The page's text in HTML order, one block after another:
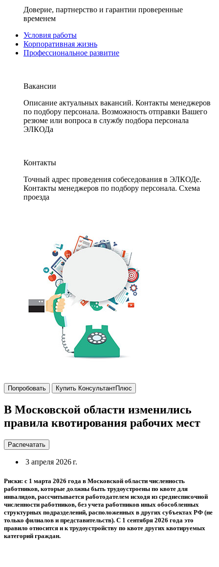
Доверие, партнерство и гарантии проверенные
временем
Условия работы
Корпоративная жизнь
Профессиональное развитие
Вакансии
Описание актуальных вакансий. Контакты менеджеров
по подбору персонала. Возможность отправки Вашего
резюме или вопроса в службу подбора персонала
ЭЛКОДа
Контакты
Точный адрес проведения собеседования в ЭЛКОДе.
Контакты менеджеров по подбору персонала. Схема
проезда
Попробовать Купить КонсультантПлюс
В Московской области изменились
правила квотирования рабочих мест
Распечатать
3 апреля 2026 г.
Риски: с 1 марта 2026 года в Московской области численность
работников, которые должны быть трудоустроены по квоте для
инвалидов, рассчитывается работодателем исходя из среднесписочной
численности работников, без учета работников иных обособленных
структурных подразделений, расположенных в других субъектах РФ (не
только филиалов и представительств). С 1 сентября 2026 года это
правило относится и к трудоустройству по квоте других квотируемых
категорий граждан.